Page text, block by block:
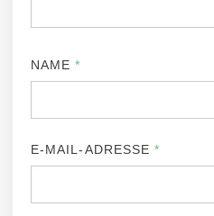
NAME*
E-MAIL-ADRESSE*